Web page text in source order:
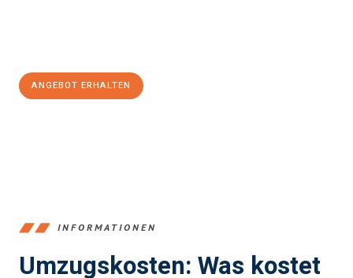
ANGEBOT ERHALTEN
INFORMATIONEN
Umzugskosten: Was kostet